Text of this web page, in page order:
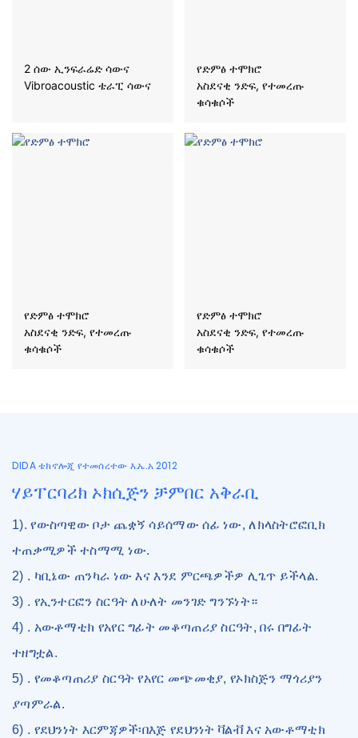
2 ሰው ኢንፍራሬድ ሳውና
Vibroacoustic ቴራፒ ሳውና
የድምፅ ተሞክሮ
አስደናቂ ንድፍ, የተመረጡ
ቁሳቁሶች
የድምፅ ተሞክሮ
አስደናቂ ንድፍ, የተመረጡ
ቁሳቁሶች
የድምፅ ተሞክሮ
አስደናቂ ንድፍ, የተመረጡ
ቁሳቁሶች
DIDA ቴክኖሎጂ የተመሰረተው እ.ኤ.አ 2012
ሃይፐርባሪክ ኦክሲጅን ቻምበር አቅራቢ
1). የውስጣዊው ቦታ ጨቋኝ ሳይሰማው ሰፊ ነው, ለክላስትሮፎቢክ
ተጠቃሚዎች ተስማሚ ነው.
2) . ካቢኔው ጠንካራ ነው እና እንደ ምርጫዎችዎ ሊጌጥ ይችላል.
3) . የኢንተርፎን ስርዓት ለሁለት መንገድ ግንኙነት።
4) . አውቶማቲክ የአየር ግፊት መቆጣጠሪያ ስርዓት, በሩ በግፊት
ተዘግቷል.
5) . የመቆጣጠሪያ ስርዓት የአየር መጭመቂያ, የኦክስጅን ማጎሪያን
ያጣምራል.
6) . የደህንነት እርምጃዎች፡በእጅ የደህንነት ቫልቭ እና አውቶማቲክ